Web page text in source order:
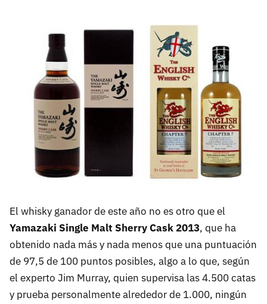
El whisky ganador de este año no es otro que el
Yamazaki Single Malt Sherry Cask 2013, que ha
obtenido nada más y nada menos que una puntuación
de 97,5 de 100 puntos posibles, algo a lo que, según
el experto Jim Murray, quien supervisa las 4.500 catas
y prueba personalmente alrededor de 1.000, ningún